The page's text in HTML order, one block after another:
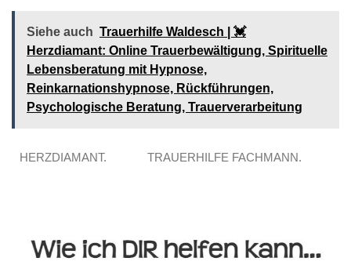
Siehe auch Trauerhilfe Waldesch | 💓️️
Herzdiamant: Online Trauerbewältigung, Spirituelle
Lebensberatung mit Hypnose,
Reinkarnationshypnose, Rückführungen,
Psychologische Beratung, Trauerverarbeitung
HERZDIAMANT. TRAUERHILFE FACHMANN.